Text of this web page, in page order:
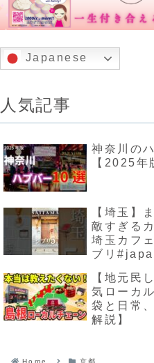
Japanese
人気記事
神奈川の
【2025年
【埼玉】
敵すぎる
埼玉カフ
ブリ
【地元民
気ローカ
袋と日常
解説】
Home 京都